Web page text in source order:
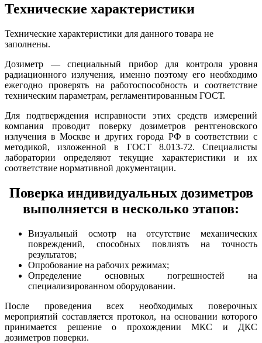
Технические характеристики
Технические характеристики для данного товара не
заполнены.
Дозиметр — специальный прибор для контроля уровня
радиационного излучения, именно поэтому его необходимо
ежегодно проверять на работоспособность и соответствие
техническим параметрам, регламентированным ГОСТ.
Для подтверждения исправности этих средств измерений
компания проводит поверку дозиметров рентгеновского
излучения в Москве и других города РФ в соответствии с
методикой, изложенной в ГОСТ 8.013-72. Специалисты
лаборатории определяют текущие характеристики и их
соответствие нормативной документации.
Поверка индивидуальных дозиметров
выполняется в несколько этапов:
Визуальный осмотр на отсутствие механических
повреждений, способных повлиять на точность
результатов;
Опробование на рабочих режимах;
Определение основных погрешностей на
специализированном оборудовании.
После проведения всех необходимых поверочных
мероприятий составляется протокол, на основании которого
принимается решение о прохождении МКС и ДКС
дозиметров поверки.